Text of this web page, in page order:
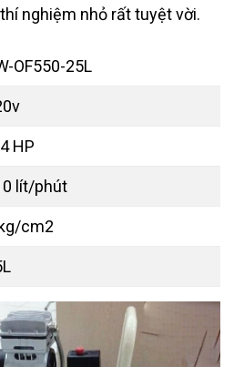
nghiệm nhỏ rất tuyệt vời.
OF550-25L
HP
lít/phút
cm2